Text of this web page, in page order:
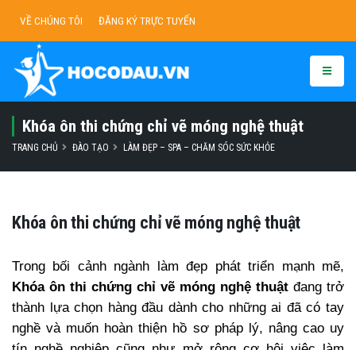
VỀ CHÚNG TÔI ĐĂNG KÝ TRỰC TUYẾN
Khóa ôn thi chứng chỉ vẽ móng nghệ thuật
TRANG CHỦ ĐÀO TẠO LÀM ĐẸP – SPA – CHĂM SÓC SỨC KHỎE
Khóa ôn thi chứng chỉ vẽ móng nghệ thuật
Trong bối cảnh ngành làm đẹp phát triển mạnh mẽ,
Khóa ôn thi chứng chỉ vẽ móng nghệ thuật đang trở
thành lựa chọn hàng đầu dành cho những ai đã có tay
nghề và muốn hoàn thiện hồ sơ pháp lý, nâng cao uy